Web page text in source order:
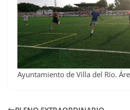
Ayuntamiento de Villa del Río.